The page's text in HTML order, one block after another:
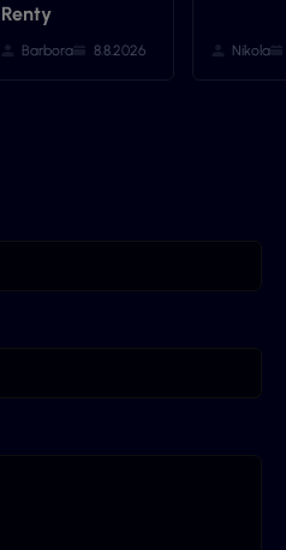
Renty
Barbora 8.8.2026 Nikola